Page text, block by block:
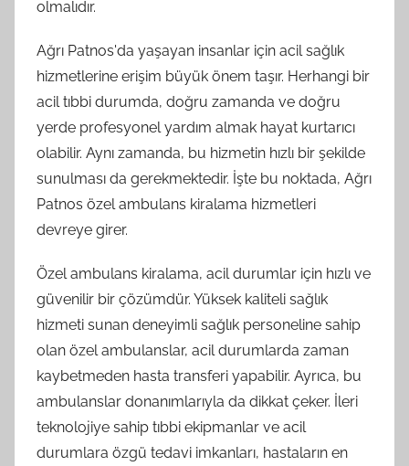
olmalıdır.
Ağrı Patnos'da yaşayan insanlar için acil sağlık
hizmetlerine erişim büyük önem taşır. Herhangi bir
acil tıbbi durumda, doğru zamanda ve doğru
yerde profesyonel yardım almak hayat kurtarıcı
olabilir. Aynı zamanda, bu hizmetin hızlı bir şekilde
sunulması da gerekmektedir. İşte bu noktada, Ağrı
Patnos özel ambulans kiralama hizmetleri
devreye girer.
Özel ambulans kiralama, acil durumlar için hızlı ve
güvenilir bir çözümdür. Yüksek kaliteli sağlık
hizmeti sunan deneyimli sağlık personeline sahip
olan özel ambulanslar, acil durumlarda zaman
kaybetmeden hasta transferi yapabilir. Ayrıca, bu
ambulanslar donanımlarıyla da dikkat çeker. İleri
teknolojiye sahip tıbbi ekipmanlar ve acil
durumlara özgü tedavi imkanları, hastaların en